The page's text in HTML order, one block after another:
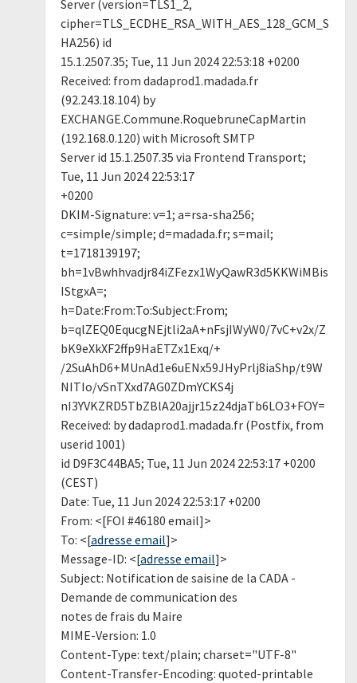
Server (version=TLS1_2,
cipher=TLS_ECDHE_RSA_WITH_AES_128_GCM_S
HA256) id
15.1.2507.35; Tue, 11 Jun 2024 22:53:18 +0200
Received: from dadaprod1.madada.fr
(92.243.18.104) by
EXCHANGE.Commune.RoquebruneCapMartin
(192.168.0.120) with Microsoft SMTP
Server id 15.1.2507.35 via Frontend Transport;
Tue, 11 Jun 2024 22:53:17
+0200
DKIM-Signature: v=1; a=rsa-sha256;
c=simple/simple; d=madada.fr; s=mail;
t=1718139197;
bh=1vBwhhvadjr84iZFezx1WyQawR3d5KKWiMBis
IStgxA=;
h=Date:From:To:Subject:From;
b=qlZEQ0EqucgNEjtli2aA+nFsjIWyW0/7vC+v2x/Z
bK9eXkXF2ffp9HaETZx1Exq/+
/2SuAhD6+MUnAd1e6uENx59JHyPrlj8iaShp/t9W
NITIo/vSnTXxd7AG0ZDmYCKS4j
nI3YVKZRD5TbZBlA20ajjr15z24djaTb6LO3+FOY=
Received: by dadaprod1.madada.fr (Postfix, from
userid 1001)
id D9F3C44BA5; Tue, 11 Jun 2024 22:53:17 +0200
(CEST)
Date: Tue, 11 Jun 2024 22:53:17 +0200
From: <[FOI #46180 email]>
To: <[adresse email]>
Message-ID: <[adresse email]>
Subject: Notification de saisine de la CADA -
Demande de communication des
notes de frais du Maire
MIME-Version: 1.0
Content-Type: text/plain; charset="UTF-8"
Content-Transfer-Encoding: quoted-printable